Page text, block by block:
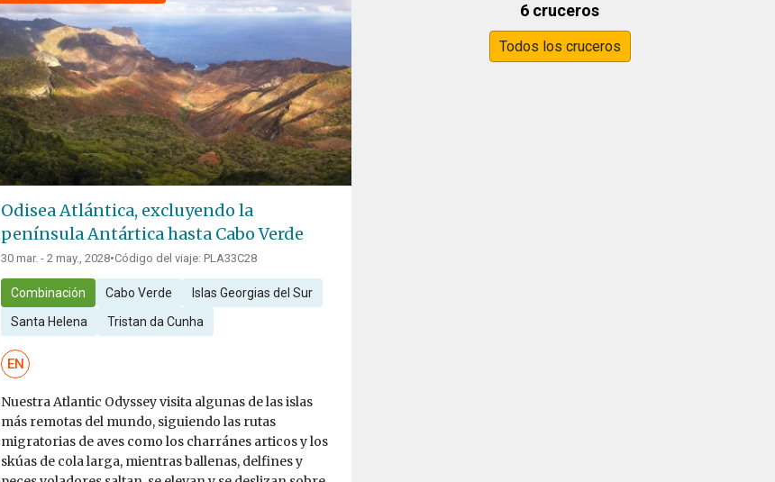
Odisea Atlántica, excluyendo la
península Antártica hasta Cabo Verde
30 mar. - 2 may., 2028•Código del viaje: PLA33C28
Combinación Cabo Verde Islas Georgias del Sur
Santa Helena Tristan da Cunha
EN
Nuestra Atlantic Odyssey visita algunas de las islas
más remotas del mundo, siguiendo las rutas
migratorias de aves como los charránes articos y los
skúas de cola larga, mientras ballenas, delfines y
6 cruceros
Todos los cruceros